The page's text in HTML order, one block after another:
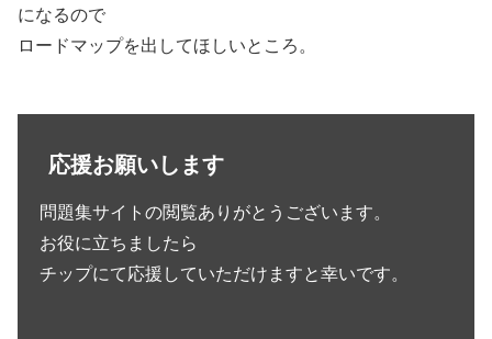
になるので
ロードマップを出してほしいところ。
応援お願いします
問題集サイトの閲覧ありがとうございます。
お役に立ちましたら
チップにて応援していただけますと幸いです。